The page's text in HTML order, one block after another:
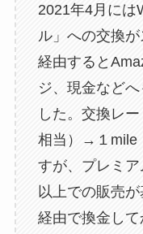
2021年4月には
ル」への交換
経由すると
ジ、現金など
した。交換レ
相当）→１mile
すが、プレミ
以上での販売
経由で換金し